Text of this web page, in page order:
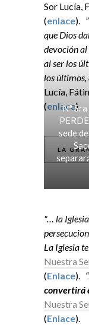
Sor Lucía,
(enlace).
que Dios
devoción
al ser los
los últimos,
Lucía,
(enlace).
LA
Nª
sede
"… la
La Iglesia
Nuestra
(Enlace). “
convertirá
Nuestra
(Enlace).